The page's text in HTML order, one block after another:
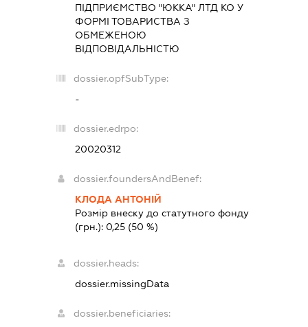
ПІДПРИЄМСТВО "ЮККА" ЛТД КО У
ФОРМІ ТОВАРИСТВА З
ОБМЕЖЕНОЮ
ВІДПОВІДАЛЬНІСТЮ
dossier.opfSubType:
-
dossier.edrpo:
20020312
dossier.foundersAndBenef:
КЛОДА АНТОНІЙ
Розмір внеску до статутного фонду
(грн.): 0,25 (50 %)
dossier.heads:
dossier.missingData
dossier.beneficiaries: